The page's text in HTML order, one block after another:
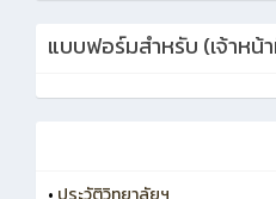
แบบฟอร์มสำหรับ (เจ้าหน้